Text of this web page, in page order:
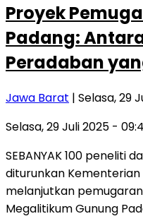
Proyek
Padang:
Peradaban
Jawa Barat | Selasa, 29
Selasa, 29 Juli 2025 -
SEBANYAK 100 peneliti
diturunkan Kementerian
melanjutkan
Megalitikum Gunung